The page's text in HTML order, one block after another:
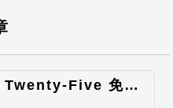
Twenty Twenty-Five 免费的WordPress内容主题